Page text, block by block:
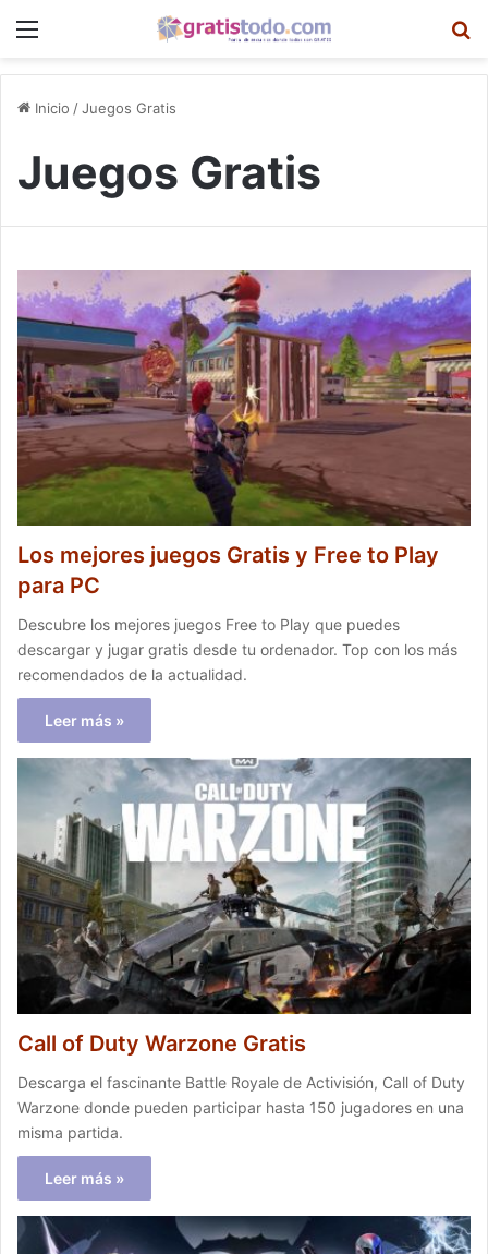
Menú
Inicio /Juegos Gratis
Juegos Gratis
Los mejores juegos Gratis y Free to Play
para PC
Descubre los mejores juegos Free to Play que puedes
descargar y jugar gratis desde tu ordenador. Top con los más
recomendados de la actualidad.
Leer más »
Call of Duty Warzone Gratis
Descarga el fascinante Battle Royale de Activisión, Call of Duty
Warzone donde pueden participar hasta 150 jugadores en una
misma partida.
Leer más »